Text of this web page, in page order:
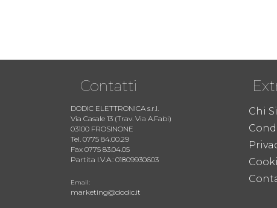
Contatti
DODIC ELETTRONICA s.r.l.
Via Casale 13 (Trav. Via A.Fabi)
03100 FROSINONE
Tel. 0775 84.00.29
Fax 0775 83.04.05
Partita I.V.A.: 01809930603
Email:
marketing@dodic.it
Chi